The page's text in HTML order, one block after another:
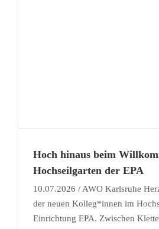
Hoch hinaus beim
Hochseilgarten der EPA
10.07.2026 / AWO Karlsruhe
der neuen Kolleg*innen im
Einrichtung EPA. Zwischen